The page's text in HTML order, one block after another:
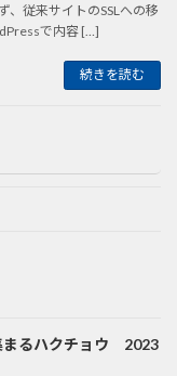
、従来サイトのSSLへの移
で内容 […]
続きを読む
まるハクチョウ 2023